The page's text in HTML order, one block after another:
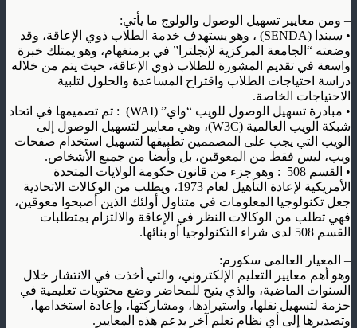
– ومن معايير تسهيل الوصول والولوج ما يأتي:
• سيندا (SENDA)
، وهو يستهدف خدمة الطلاب ذوي الإعاقة، وقد
وضعته “الجامعة المركزية لإنجلترا” في برمنغهام، وهو يمتلك خبرة
واسعة في تقديم المشورة للطلاب ذوي الإعاقة، حيث يتم من خلاله
دراسة احتياجات الطلاب واقتراح المساعدة والحلول لتلبية
الاحتياجات الخاصة.
• مبادرة تسهيل الوصول للويب “واي” (WAI) :
تم تصميمها في اتحاد
شبكة الويب العالمية (W3C)
، وهي معايير لتسهيل الوصول إلى
الويب التي يجب على المصممين تطبيقها لتسهيل استخدام صفحات
ويب، ليس فقط من المعوقين، بل وأيضا من جميع الأشخاص.
• القسم 508 : وهو جزء من قانون حكومة الولايات المتحدة
الأمريكية لإعادة التأهيل لعام 1973، ويطلب من الوكالات الاتحادية
جعل تكنولوجيا المعلومات في متناول أولئك الذين أصبحوا معوقين،
فهي تطلب من الوكالات النظر في الإعاقة والالتزام بمتطلبات
القسم 508 لدى شراء التكنولوجيا أو بنائها
.
– المعيار العالمي سكورم:
وهو أهم معايير التعليم الإلكتروني، والتي أخذت في الانتشار خلال
السنوات الماضية، والذي يتيح للمحاضر وضع محتويات تعليمية في
حزمة لتسهيل نقلها، واستيرادها، ومشاركتها، وإعادة استخدامها،
وتصديرها إلى أي نظام تعلم آخر يدعم هذه المعايير .